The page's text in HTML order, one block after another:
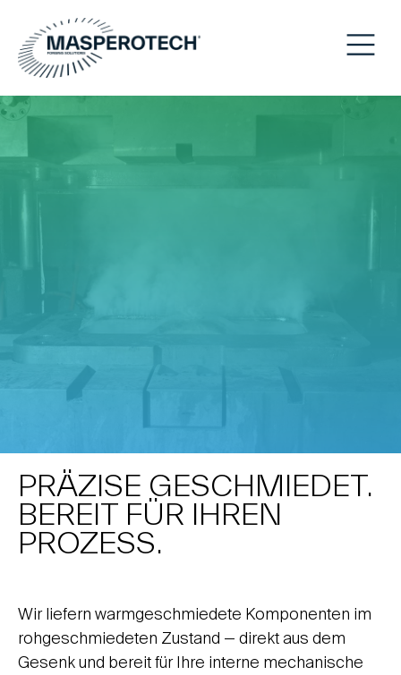
PRÄZISE GESCHMIEDET.
BEREIT FÜR IHREN
PROZESS.
Wir liefern warmgeschmiedete Komponenten im
rohgeschmiedeten Zustand — direkt aus dem
Gesenk und bereit für Ihre interne mechanische